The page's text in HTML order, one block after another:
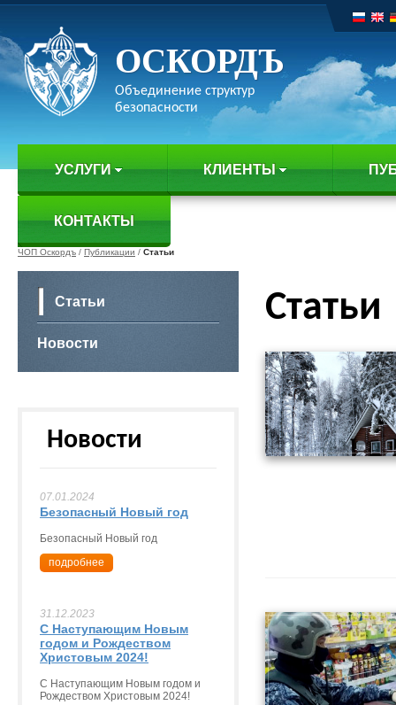
ОСКОРДЪ
Объединение структур
безопасности
УСЛУГИ КЛИЕНТЫ
КОНТАКТЫ
ЧОП Оскордъ / Публикации / Статьи
Статьи
Новости
Новости
07.01.2024
Безопасный Новый год
Безопасный Новый год
подробнее
31.12.2023
С Наступающим Новым
годом и Рождеством
Христовым 2024!
С Наступающим Новым годом и
Рождеством Христовым 2024!
Статьи